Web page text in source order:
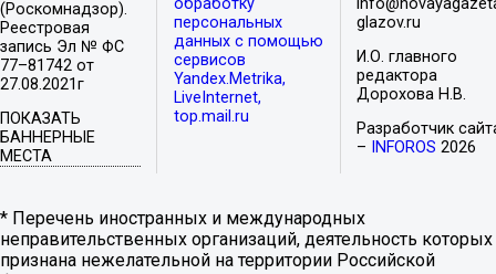
(Роскомнадзор).
Реестровая
запись Эл № ФС
77–81742 от
27.08.2021г
ПОКАЗАТЬ
БАННЕРНЫЕ
МЕСТА
персональных
данных с помощью
сервисов
Yandex.Metrika,
LiveInternet,
top.mail.ru
glazov.ru
И.О. главного
редактора
Дорохова Н.В.
Разработчик
–
INFOROS 2026
* Перечень иностранных и международных
неправительственных организаций, деятельность которых
признана нежелательной на территории Российской